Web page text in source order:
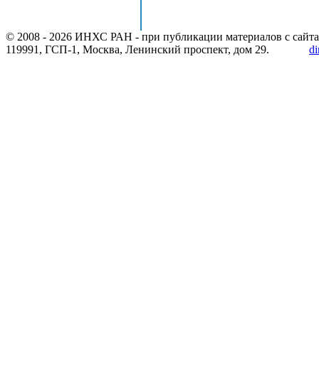
© 2008 - 2026 ИНХС РАН - при публикации материалов с сайта
119991, ГСП-1, Москва, Ленинский проспект, дом 29.